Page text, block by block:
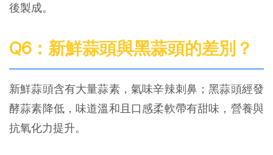
後製成。
Q6：新鮮蒜頭與黑蒜頭的差別？
新鮮蒜頭含有大量蒜素，氣味辛辣刺鼻；黑蒜頭經發
酵蒜素降低，味道溫和且口感柔軟帶有甜味，營養與
抗氧化力提升。